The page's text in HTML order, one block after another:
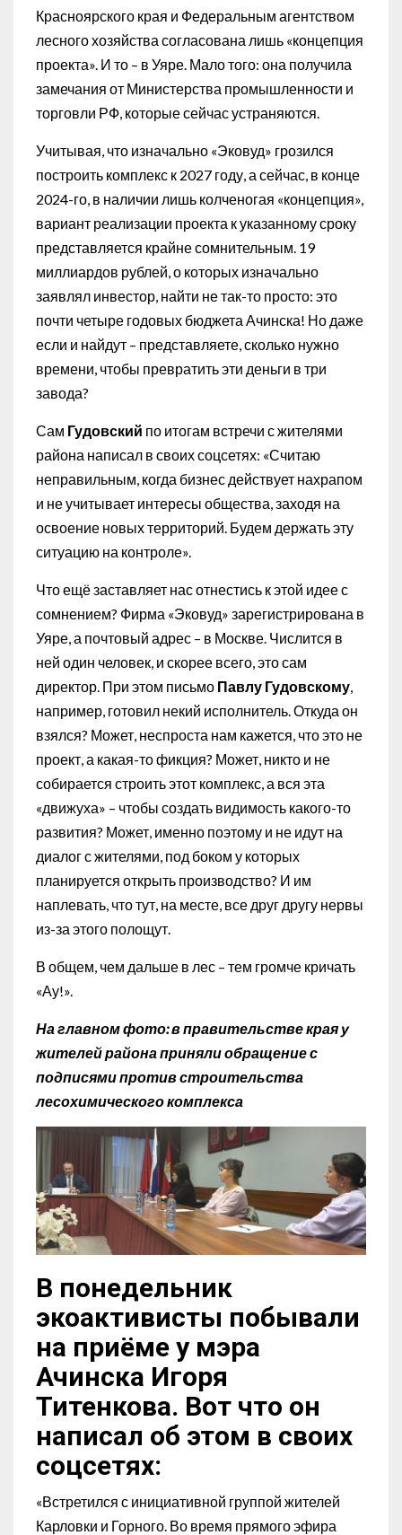
Красноярского края и Федеральным агентством
лесного хозяйства согласована лишь «концепция
проекта». И то – в Уяре. Мало того: она получила
замечания от Министерства промышленности и
торговли РФ, которые сейчас устраняются.
Учитывая, что изначально «Эковуд» грозился
построить комплекс к 2027 году, а сейчас, в конце
2024-го, в наличии лишь колченогая «концепция»,
вариант реализации проекта к указанному сроку
представляется крайне сомнительным. 19
миллиардов рублей, о которых изначально
заявлял инвестор, найти не так-то просто: это
почти четыре годовых бюджета Ачинска! Но даже
если и найдут – представляете, сколько нужно
времени, чтобы превратить эти деньги в три
завода?
Сам Гудовский по итогам встречи с жителями
района написал в своих соцсетях: «Считаю
неправильным, когда бизнес действует нахрапом
и не учитывает интересы общества, заходя на
освоение новых территорий. Будем держать эту
ситуацию на контроле».
Что ещё заставляет нас отнестись к этой идее с
сомнением? Фирма «Эковуд» зарегистрирована в
Уяре, а почтовый адрес – в Москве. Числится в
ней один человек, и скорее всего, это сам
директор. При этом письмо Павлу Гудовскому,
например, готовил некий исполнитель. Откуда он
взялся? Может, неспроста нам кажется, что это не
проект, а какая-то фикция? Может, никто и не
собирается строить этот комплекс, а вся эта
«движуха» – чтобы создать видимость какого-то
развития? Может, именно поэтому и не идут на
диалог с жителями, под боком у которых
планируется открыть производство? И им
наплевать, что тут, на месте, все друг другу нервы
из-за этого полощут.
В общем, чем дальше в лес – тем громче кричать
«Ау!».
На главном фото: в правительстве края у
жителей района приняли обращение с
подписями против строительства
лесохимического комплекса
В понедельник
экоактивисты побывали
на приёме у мэра
Ачинска Игоря
Титенкова. Вот что он
написал об этом в своих
соцсетях:
«Встретился с инициативной группой жителей
Карловки и Горного. Во время прямого эфира